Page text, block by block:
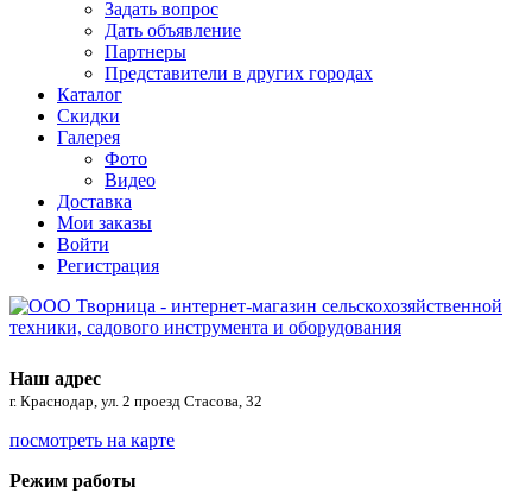
Задать вопрос
Дать объявление
Партнеры
Представители в других городах
Каталог
Скидки
Галерея
Фото
Видео
Доставка
Мои заказы
Войти
Регистрация
Наш адрес
г. Краснодар, ул. 2 проезд Стасова, 32
посмотреть на карте
Режим работы